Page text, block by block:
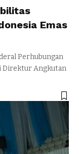
Emas
Perhubungan
Direktur Angkutan